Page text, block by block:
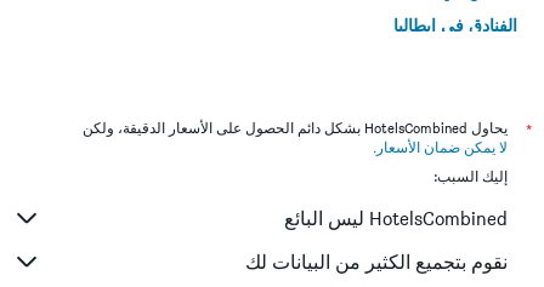
الفنادق في إيطاليا
*
يحاول HotelsCombined بشكل دائم الحصول على الأسعار الدقيقة، ولكن
لا يمكن ضمان الأسعار .
إليك السبب:
HotelsCombined ليس البائع
نقوم بتجميع الكثير من البيانات لك